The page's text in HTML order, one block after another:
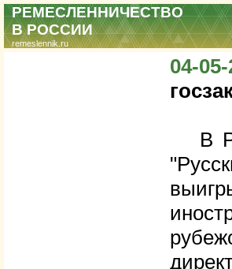
РЕМЕСЛЕННИЧЕСТВО
В РОССИИ
remeslennik.ru
04-
В